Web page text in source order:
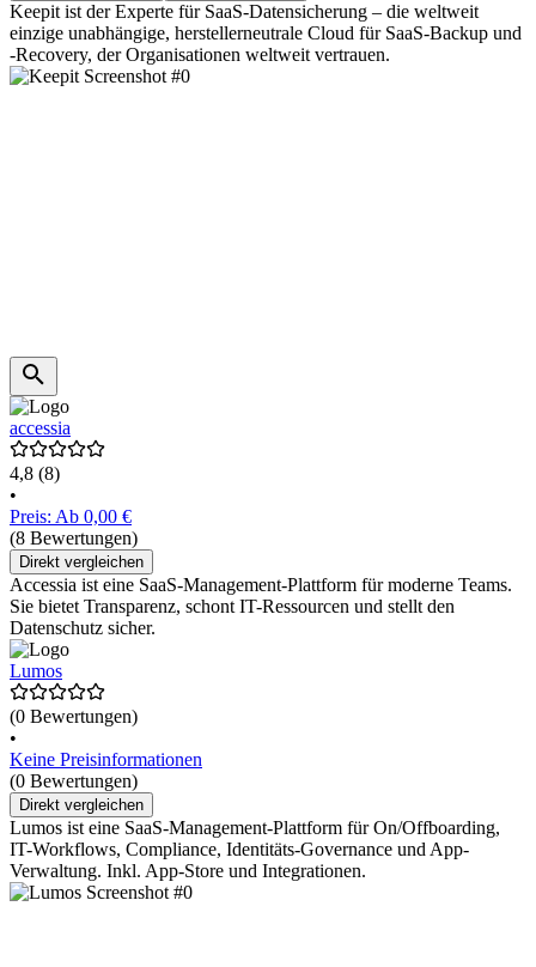
Keepit ist der Experte für SaaS-Datensicherung – die weltweit
einzige unabhängige, herstellerneutrale Cloud für SaaS-Backup und
-Recovery, der Organisationen weltweit vertrauen.
accessia
4,8 (8)
•
Preis: Ab 0,00 €
(8 Bewertungen)
Direkt vergleichen
Accessia ist eine SaaS-Management-Plattform für moderne Teams.
Sie bietet Transparenz, schont IT-Ressourcen und stellt den
Datenschutz sicher.
Lumos
(0 Bewertungen)
•
Keine Preisinformationen
(0 Bewertungen)
Direkt vergleichen
Lumos ist eine SaaS-Management-Plattform für On/Offboarding,
IT-Workflows, Compliance, Identitäts-Governance und App-
Verwaltung. Inkl. App-Store und Integrationen.